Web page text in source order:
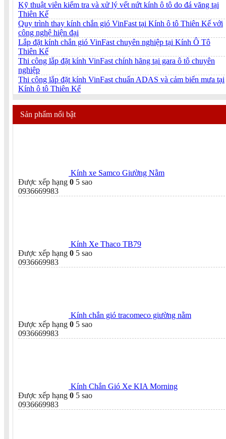
Kỹ thuật viên kiểm tra và xử lý vết nứt kính ô tô do đá văng tại
Thiên Kế
Quy trình thay kính chắn gió VinFast tại Kính ô tô Thiên Kế với
công nghệ hiện đại
Lắp đặt kính chắn gió VinFast chuyên nghiệp tại Kính Ô Tô
Thiên Kế
Thi công lắp đặt kính VinFast chính hãng tại gara ô tô chuyên
nghiệp
Thi công lắp đặt kính VinFast chuẩn ADAS và cảm biến mưa tại
Kính ô tô Thiên Kế
Sản phẩm nổi bật
Kính xe Samco Giường Nằm
Được xếp hạng 0 5 sao
0936669983
Kính Xe Thaco TB79
Được xếp hạng 0 5 sao
0936669983
Kính chắn gió tracomeco giường nằm
Được xếp hạng 0 5 sao
0936669983
Kính Chắn Gió Xe KIA Morning
Được xếp hạng 0 5 sao
0936669983